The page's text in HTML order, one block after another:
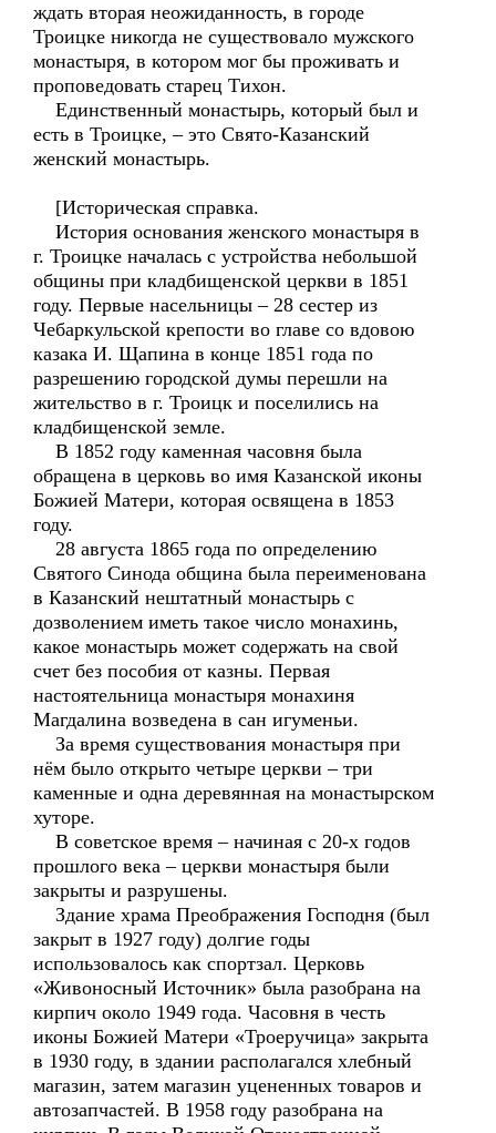
ждать вторая неожиданность, в городе
Троицке никогда не существовало мужского
монастыря, в котором мог бы проживать и
проповедовать старец Тихон.
Единственный монастырь, который был и
есть в Троицке, – это Свято-Казанский
женский монастырь.
[Историческая справка.
История основания женского монастыря в
г. Троицке началась с устройства небольшой
общины при кладбищенской церкви в 1851
году. Первые насельницы – 28 сестер из
Чебаркульской крепости во главе со вдовою
казака И. Щапина в конце 1851 года по
разрешению городской думы перешли на
жительство в г. Троицк и поселились на
кладбищенской земле.
В 1852 году каменная часовня была
обращена в церковь во имя Казанской иконы
Божией Матери, которая освящена в 1853
году.
28 августа 1865 года по определению
Святого Синода община была переименована
в Казанский нештатный монастырь с
дозволением иметь такое число монахинь,
какое монастырь может содержать на свой
счет без пособия от казны. Первая
настоятельница монастыря монахиня
Магдалина возведена в сан игуменьи.
За время существования монастыря при
нём было открыто четыре церкви – три
каменные и одна деревянная на монастырском
хуторе.
В советское время – начиная с 20-х годов
прошлого века – церкви монастыря были
закрыты и разрушены.
Здание храма Преображения Господня (был
закрыт в 1927 году) долгие годы
использовалось как спортзал. Церковь
«Живоносный Источник» была разобрана на
кирпич около 1949 года. Часовня в честь
иконы Божией Матери «Троеручица» закрыта
в 1930 году, в здании располагался хлебный
магазин, затем магазин уцененных товаров и
автозапчастей. В 1958 году разобрана на